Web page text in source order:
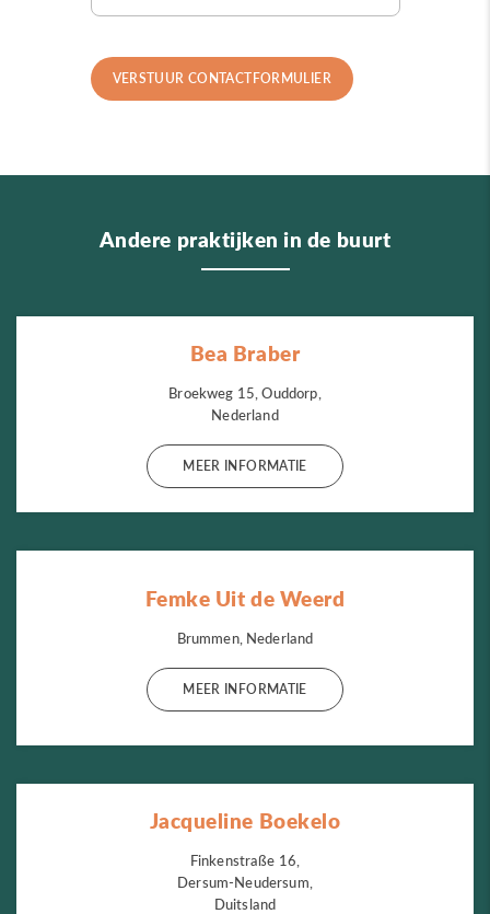
Andere praktijken in de buurt
Bea Braber
Broekweg 15, Ouddorp,
Nederland
MEER INFORMATIE
Femke Uit de Weerd
Brummen, Nederland
MEER INFORMATIE
Jacqueline Boekelo
Finkenstraße 16,
Dersum-Neudersum,
Duitsland